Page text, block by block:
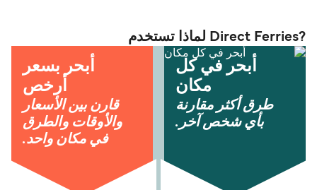
?Direct Ferries لماذا تستخدم
أبحر في كل
مكان
طرق أكثر مقارنة
بأي شخص آخر.
أبحر بسعر
أرخص
قارن بين الأسعار
والأوقات والطرق
في مكان واحد.